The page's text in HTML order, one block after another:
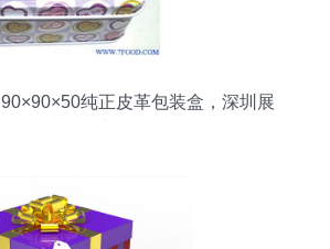
纯正皮革包装盒，深圳展